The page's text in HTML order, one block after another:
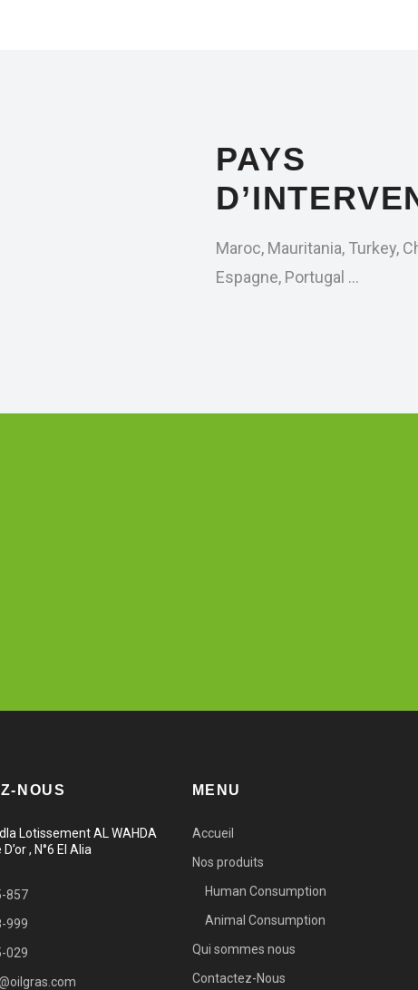
PAYS
Maroc, Mauritania, Turkey,
Espagne, Portugal …
NOUS
Lotissement AL WAHDA
, N°6 El Alia
857
999
029
MENU
Accueil
Nos produits
Human Consumption
Animal Consumption
Qui sommes nous
Contactez-Nous